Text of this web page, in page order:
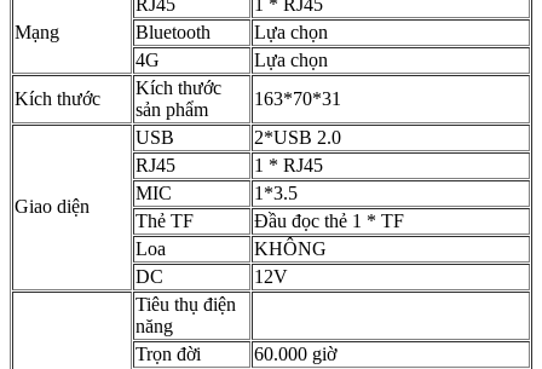
Mạng
Bluetooth
Lựa chọn
4G
Lựa chọn
Kích thước
Kích thước
sản phẩm
163*70*31
Giao diện
USB
2*USB 2.0
RJ45
1 * RJ45
MIC
1*3.5
Thẻ TF
Đầu đọc thẻ 1 * TF
Loa
KHÔNG
DC
12V
Tiêu thụ điện
năng
Trọn đời
60.000 giờ